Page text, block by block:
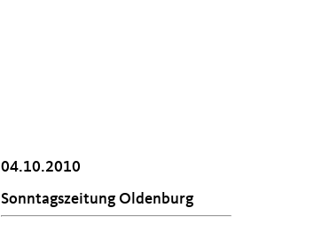
04.10.2010
Sonntagszeitung Oldenburg